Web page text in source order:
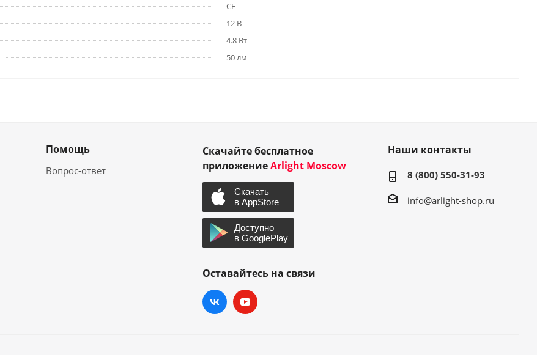
CE
12 В
4.8 Вт
50 лм
Помощь
Вопрос-ответ
Скачайте бесплатное
приложениеArlight Moscow
Оставайтесь на связи
Наши контакты
8 (800) 550-31-93
info@arlight-shop.ru